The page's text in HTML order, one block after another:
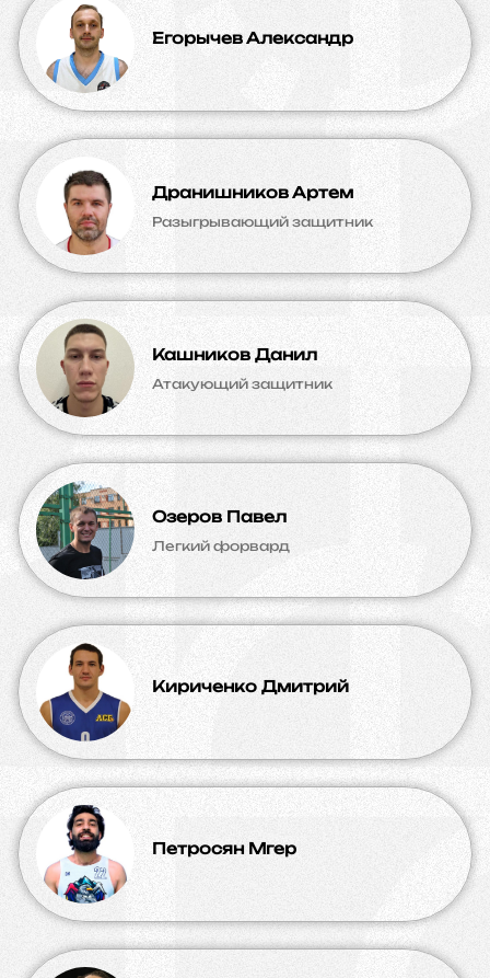
Егорычев Александр
Дранишников Артем
Разыгрывающий защитник
Кашников Данил
Атакующий защитник
Озеров Павел
Легкий форвард
Кириченко Дмитрий
Петросян Мгер